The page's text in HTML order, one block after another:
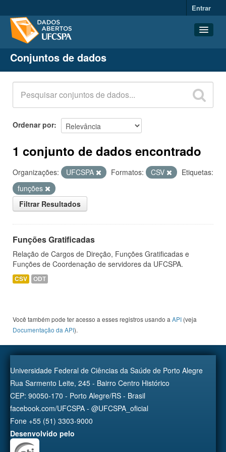
Entrar
Conjuntos de dados
Organizações
Grupos
Sobre
Conjuntos de dados
Ordenar por
1 conjunto de dados encontrado
Organizações: UFCSPA Formatos: CSV
Etiquetas:
funções
Filtrar Resultados
Funções Gratificadas
Relação de Cargos de Direção, Funções Gratificadas e
Funções de Coordenação de servidores da UFCSPA.
CSV ODT
Você também pode ter acesso a esses registros usando a API (veja
Documentação da API).
Universidade Federal de Ciências da Saúde de Porto Alegre
Rua Sarmento Leite, 245 - Bairro Centro Histórico
CEP: 90050-170 - Porto Alegre/RS - Brasil
facebook.com/UFCSPA - @UFCSPA_oficial
Fone +55 (51) 3303-9000
Desenvolvido pelo